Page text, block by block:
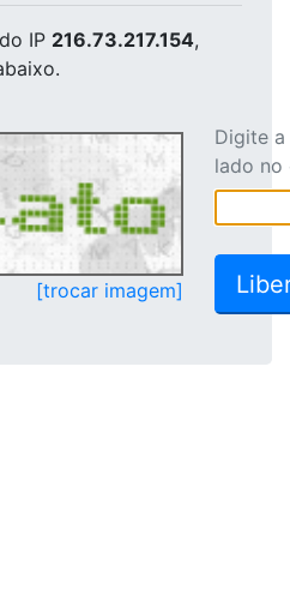
do IP 216.73.217.154,
[trocar imagem]
Digite
lado no